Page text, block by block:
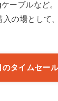
ーブルなど
の場として
タイムセー